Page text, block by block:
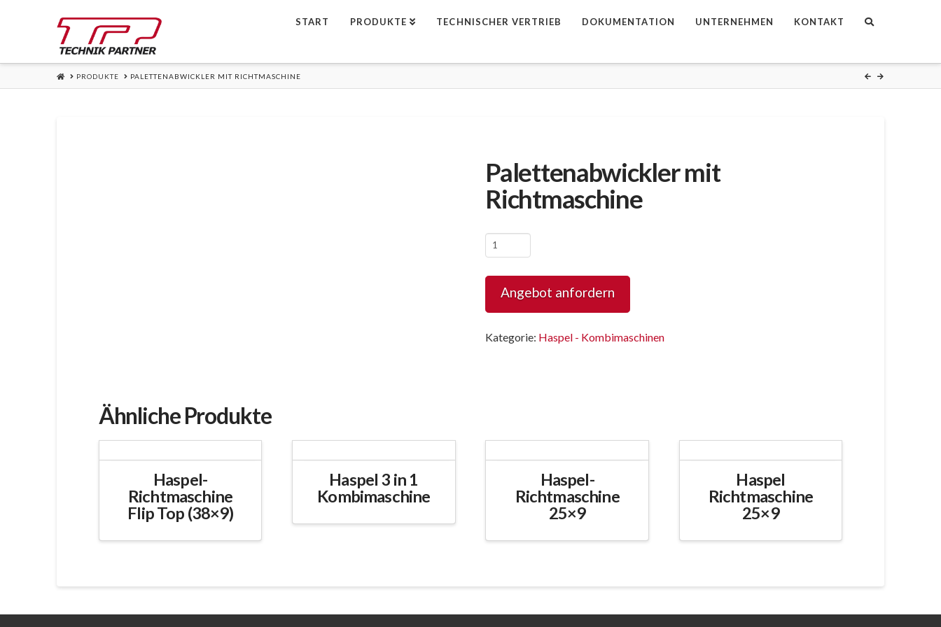
START PRODUKTE TECHNISCHER VERTRIEB DOKUMENTATION UNTERNEHMEN KONTAKT
HOMEPRODUKTE PALETTENABWICKLER MIT RICHTMASCHINE
Palettenabwickler mit
Richtmaschine
Palettenabwickler
mit
Richtmaschine
Menge
Angebot anfordern
Kategorie: Haspel - Kombimaschinen
Ähnliche Produkte
Haspel-
Richtmaschine
Flip Top (38×9)
Haspel 3 in 1
Kombimaschine
Haspel-
Richtmaschine
25×9
Haspel
Richtmaschine
25×9